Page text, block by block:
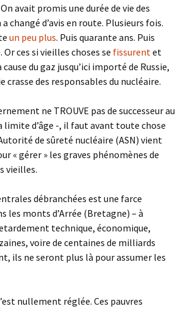
avait promis une durée de vie des
changé d’avis en route. Plusieurs fois.
un peu plus. Puis quarante ans. Puis
ces si vieilles choses se fissurentet
du gaz jusqu’ici importé de Russie,
crasse des responsables du nucléaire.
ne TROUVE pas de successeur au
limite d’âge -, il faut avant toute chose
de sûreté nucléaire (ASN) vient
« gérer » les graves phénomènes de
vieilles.
débranchées est une farce
les monts d’Arrée (Bretagne) – à
technique, économique,
voire de centaines de milliards
ils ne seront plus là pour assumer les
nullement réglée. Ces pauvres